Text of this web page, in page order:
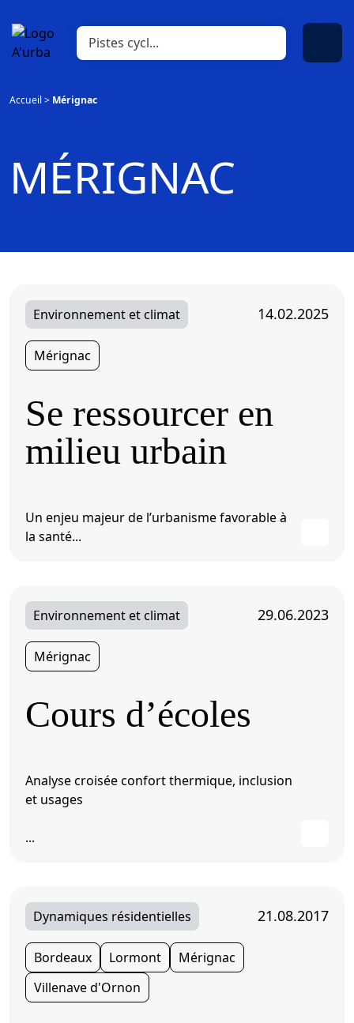
Accueil> Mérignac
MÉRIGNAC
Environnement et climat 14.02.2025
Mérignac
Se ressourcer en
milieu urbain
Un enjeu majeur de l’urbanisme favorable à
la santé...
Environnement et climat 29.06.2023
Mérignac
Cours d’écoles
Analyse croisée confort thermique, inclusion
et usages
...
Dynamiques résidentielles 21.08.2017
Bordeaux Lormont
Mérignac
Villenave d'Ornon